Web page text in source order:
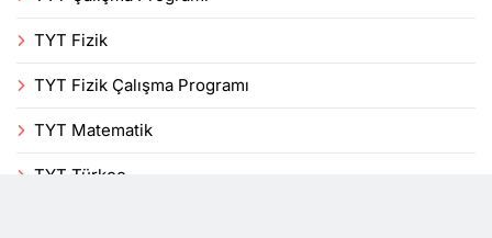
TYT Fizik
TYT Fizik Çalışma Programı
TYT Matematik
TYT Türkçe